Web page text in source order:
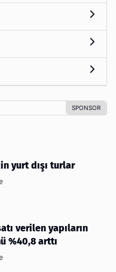
yurt dışı turlar
verilen yapıların
%40,8 arttı